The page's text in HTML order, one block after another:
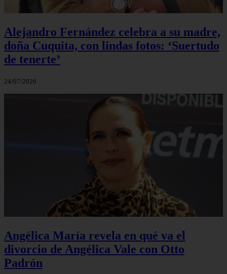
Alejandro Fernández celebra a su madre,
doña Cuquita, con lindas fotos: ‘Suertudo
de tenerte’
24/07/2026
Angélica María revela en qué va el
divorcio de Angélica Vale con Otto
Padrón